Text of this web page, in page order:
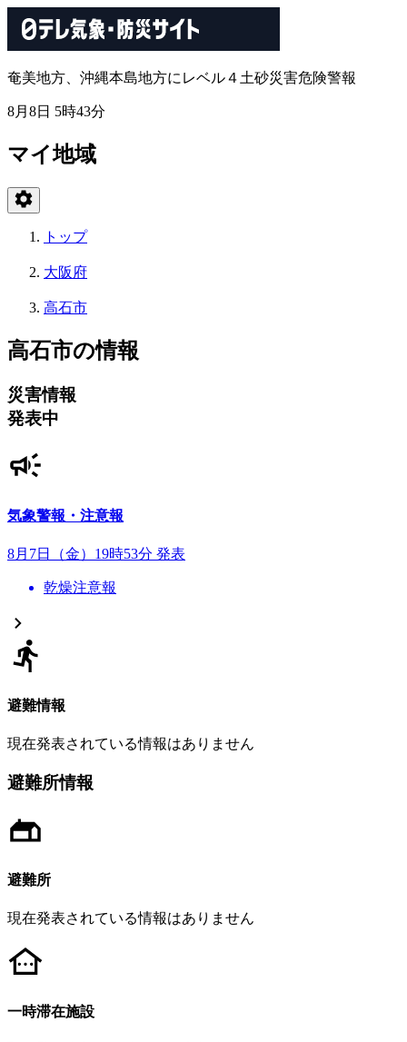
奄美地方、沖縄本島地方にレベル４土砂災害危険警報
8月8日 5時43分
マイ地域
トップ
大阪府
高石市
高石市の情報
災害情報
発表中
気象警報・注意報
8月7日（金）19時53分 発表
乾燥注意報
避難情報
現在発表されている情報はありません
避難所情報
避難所
現在発表されている情報はありません
一時滞在施設